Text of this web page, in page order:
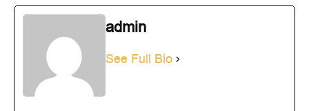
admin
See Full Bio